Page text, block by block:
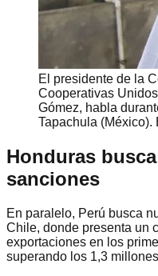
El presidente de la
Cooperativas
Gómez, habla
Tapachula
Honduras
sanciones
En paralelo, Perú busca
Chile, donde presenta un
exportaciones en los
superando los 1,3